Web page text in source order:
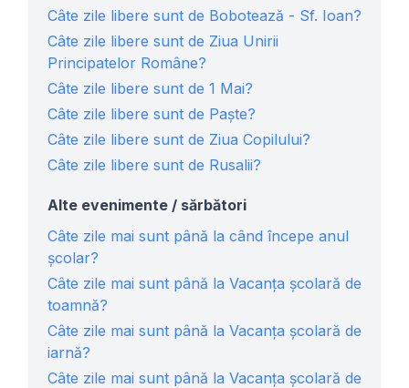
Câte zile libere sunt de Bobotează - Sf. Ioan?
Câte zile libere sunt de Ziua Unirii
Principatelor Române?
Câte zile libere sunt de 1 Mai?
Câte zile libere sunt de Paște?
Câte zile libere sunt de Ziua Copilului?
Câte zile libere sunt de Rusalii?
Alte evenimente / sărbători
Câte zile mai sunt până la când începe anul
școlar?
Câte zile mai sunt până la Vacanța școlară de
toamnă?
Câte zile mai sunt până la Vacanța școlară de
iarnă?
Câte zile mai sunt până la Vacanța școlară de